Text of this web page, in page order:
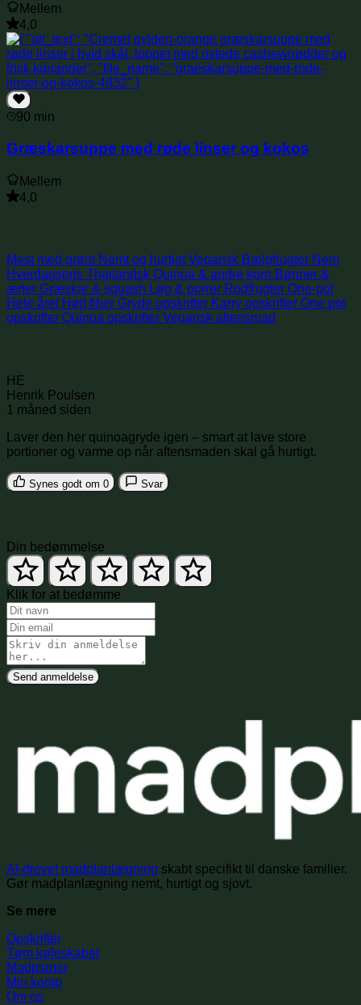
Mellem
4,0
90 min
Græskarsuppe med røde linser og kokos
Mellem
4,0
Mest med grønt Nemt og hurtigt Vegansk Bælgfrugter Nem
Hverdagspris Thailandsk Quinoa & andre korn Bønner &
ærter Græskar & squash Løg & porrer Rodfrugter One-pot
Hele året Højt fiber Gryde opskrifter Karry opskrifter One pot
opskrifter Quinoa opskrifter Vegansk aftensmad
HE
Henrik Poulsen
1 måned siden
Laver den her quinoagryde igen – smart at lave store
portioner og varme op når aftensmaden skal gå hurtigt.
Synes godt om 0 Svar
Din bedømmelse
Klik for at bedømme
Send anmeldelse
AI-drevet madplanlægning skabt specifikt til danske familier.
Gør madplanlægning nemt, hurtigt og sjovt.
Se mere
Opskrifter
Tøm køleskabet
Madplaner
Min konto
Om os